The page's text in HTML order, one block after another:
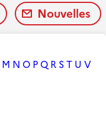
Nouvelles
M N O PQ R ST U V